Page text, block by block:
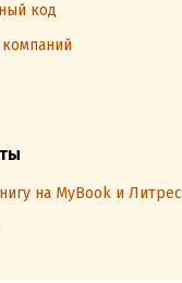
код
на MyBook и Литрес